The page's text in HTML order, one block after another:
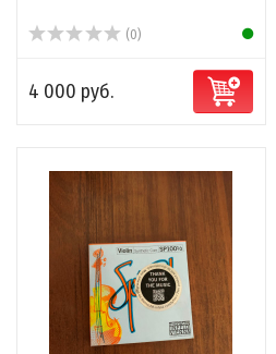
(0)
4 000 руб.